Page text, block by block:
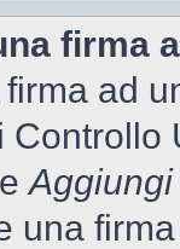
firma
ad
una